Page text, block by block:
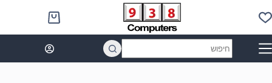
to
content
Shopping
cart
results